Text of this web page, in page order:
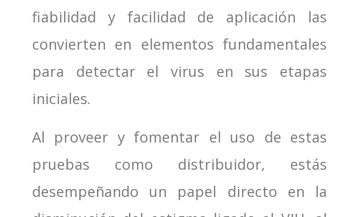
fiabilidad y facilidad de aplicación las
convierten en elementos fundamentales
para detectar el virus en sus etapas
iniciales.
Al proveer y fomentar el uso de estas
pruebas como distribuidor, estás
desempeñando un papel directo en la